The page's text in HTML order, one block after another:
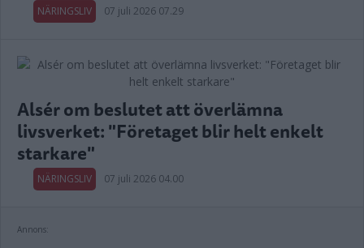
NÄRINGSLIV 07 juli 2026 07.29
Alsér om beslutet att överlämna
livsverket: "Företaget blir helt enkelt
starkare"
NÄRINGSLIV 07 juli 2026 04.00
Annons: